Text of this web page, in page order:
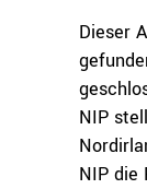
Dieser
NIP
NIP die